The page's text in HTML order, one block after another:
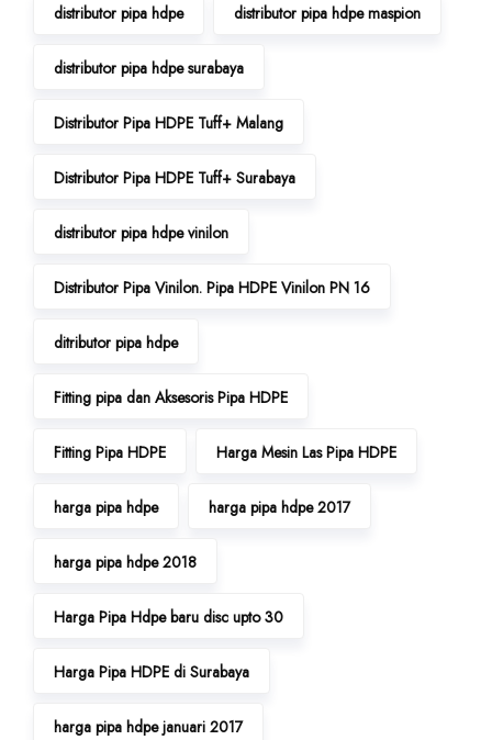
distributor pipa hdpe distributor pipa hdpe maspion
distributor pipa hdpe surabaya
Distributor Pipa HDPE Tuff+ Malang
Distributor Pipa HDPE Tuff+ Surabaya
distributor pipa hdpe vinilon
Distributor Pipa Vinilon. Pipa HDPE Vinilon PN 16
ditributor pipa hdpe
Fitting pipa dan Aksesoris Pipa HDPE
Fitting Pipa HDPE Harga Mesin Las Pipa HDPE
harga pipa hdpe harga pipa hdpe 2017
harga pipa hdpe 2018
Harga Pipa Hdpe baru disc upto 30
Harga Pipa HDPE di Surabaya
harga pipa hdpe januari 2017